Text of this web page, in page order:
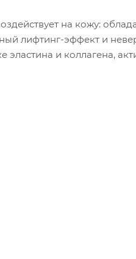
на кожу:
лифтинг-эффект и
эластина и коллагена,